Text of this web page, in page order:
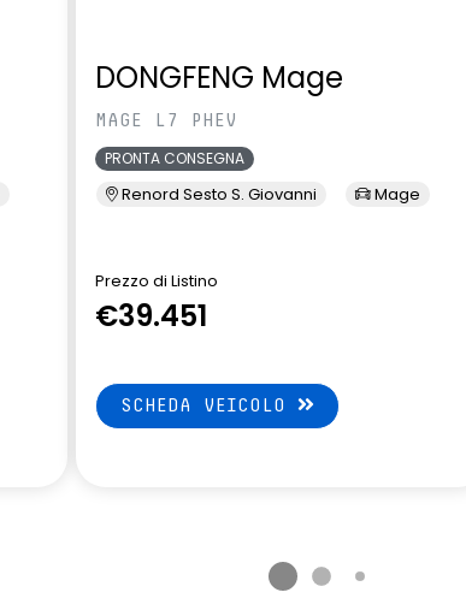
DONGFENG Mage
MAGE L7 PHEV
PRONTA CONSEGNA
Renord Sesto S. Giovanni Mage
Prezzo di Listino
€39.451
SCHEDA VEICOLO